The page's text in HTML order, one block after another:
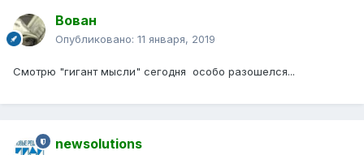
Вован
Опубликовано: 11 января, 2019
Смотрю "гигант мысли" сегодня особо разошелся...
newsolutions